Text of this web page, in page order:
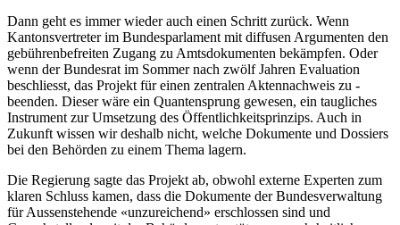
Dann geht es immer wieder auch einen Schritt zurück. Wenn
Kantonsvertreter im Bundesparlament mit diffusen Argumenten den
gebührenbefreiten Zugang zu Amtsdokumenten bekämpfen. Oder
wenn der Bundesrat im Sommer nach zwölf ­Jahren Evaluation
beschliesst, das Projekt für einen zentralen Aktennachweis zu ­
beenden. Dieser wäre ein Quantensprung gewesen, ein taugliches
Instrument zur Umsetzung des Öffentlichkeitsprinzips. Auch in
Zukunft wissen wir deshalb nicht, welche Dokumente und Dossiers
bei den Behörden zu einem Thema lagern.
Die Regierung sagte das Projekt ab, obwohl externe Experten zum
klaren Schluss kamen, dass die Dokumente der Bundesverwaltung
für Aussenstehende «unzureichend» erschlossen sind und